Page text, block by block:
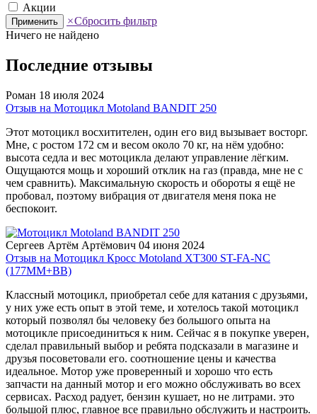
Акции
Применить ×Сбросить фильтр
Ничего не найдено
Последние отзывы
Роман 18 июля 2024
Отзыв на Мотоцикл Motoland BANDIT 250
Этот мотоцикл восхитителен, один его вид вызывает восторг.
Мне, с ростом 172 см и весом около 70 кг, на нём удобно:
высота седла и вес мотоцикла делают управление лёгким.
Ощущаются мощь и хороший отклик на газ (правда, мне не с
чем сравнить). Максимальную скорость и обороты я ещё не
пробовал, поэтому вибрация от двигателя меня пока не
беспокоит.
Сергеев Артём Артёмович 04 июня 2024
Отзыв на Мотоцикл Кросс Motoland XT300 ST-FA-NC
(177MM+BB)
Классный мотоцикл, приобретал себе для катания с друзьями,
у них уже есть опыт в этой теме, и хотелось такой мотоцикл
который позволял бы человеку без большого опыта на
мотоцикле присоединиться к ним. Сейчас я в покупке уверен,
сделал правильный выбор и ребята подсказали в магазине и
друзья посоветовали его. соотношение цены и качества
идеальное. Мотор уже проверенный и хорошо что есть
запчасти на данный мотор и его можно обслуживать во всех
сервисах. Расход радует, бензин кушает, но не литрами. это
большой плюс, главное все правильно обслужить и настроить.